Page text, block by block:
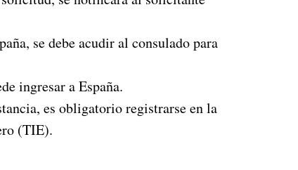
se debe acudir al consulado para
ingresar a España.
es obligatorio registrarse en la
(TIE).